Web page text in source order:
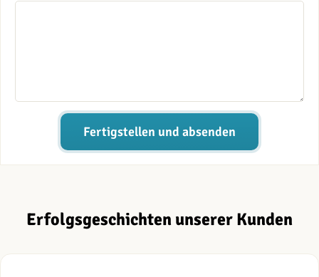
Fertigstellen und absenden
Erfolgsgeschichten unserer Kunden